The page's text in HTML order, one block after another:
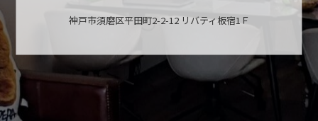
神戸市須磨区平田町2-2-12 リバティ板宿1Ｆ